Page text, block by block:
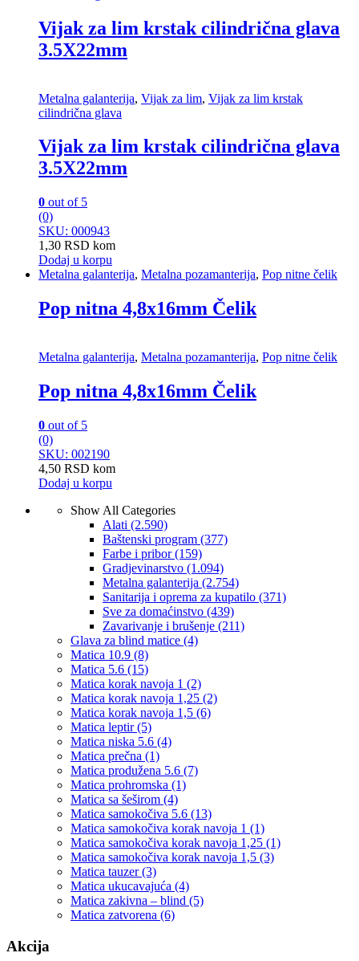
Vijak za lim krstak cilindrična glava
3.5X22mm
Metalna galanterija, Vijak za lim, Vijak za lim krstak
cilindrična glava
Vijak za lim krstak cilindrična glava
3.5X22mm
0 out of 5
(0)
SKU: 000943
1,30 RSD kom
Dodaj u korpu
Metalna galanterija, Metalna pozamanterija, Pop nitne čelik
Pop nitna 4,8x16mm Čelik
Metalna galanterija, Metalna pozamanterija, Pop nitne čelik
Pop nitna 4,8x16mm Čelik
0 out of 5
(0)
SKU: 002190
4,50 RSD kom
Dodaj u korpu
Show All Categories
Alati (2.590)
Baštenski program (377)
Farbe i pribor(159)
Gradjevinarstvo (1.094)
Metalna galanterija (2.754)
Sanitarija i oprema za kupatilo (371)
Sve za domaćinstvo (439)
Zavarivanje i brušenje (211)
Glava za blind matice (4)
Matica 10.9 (8)
Matica 5.6 (15)
Matica korak navoja 1 (2)
Matica korak navoja 1,25 (2)
Matica korak navoja 1,5 (6)
Matica leptir(5)
Matica niska 5.6 (4)
Matica prečna (1)
Matica produžena 5.6 (7)
Matica prohromska (1)
Matica sa šeširom (4)
Matica samokočiva 5.6 (13)
Matica samokočiva korak navoja 1 (1)
Matica samokočiva korak navoja 1,25 (1)
Matica samokočiva korak navoja 1,5 (3)
Matica tauzer(3)
Matica ukucavajuća (4)
Matica zakivna – blind (5)
Matica zatvorena (6)
Akcija